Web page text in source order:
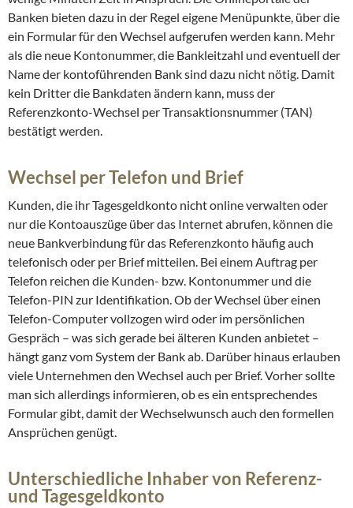
Banken bieten dazu in der Regel eigene Menüpunkte, über die
ein Formular für den Wechsel aufgerufen werden kann. Mehr
als die neue Kontonummer, die Bankleitzahl und eventuell der
Name der kontoführenden Bank sind dazu nicht nötig. Damit
kein Dritter die Bankdaten ändern kann, muss der
Referenzkonto-Wechsel per Transaktionsnummer (TAN)
bestätigt werden.
Wechsel per Telefon und Brief
Kunden, die ihr Tagesgeldkonto nicht online verwalten oder
nur die Kontoauszüge über das Internet abrufen, können die
neue Bankverbindung für das Referenzkonto häufig auch
telefonisch oder per Brief mitteilen. Bei einem Auftrag per
Telefon reichen die Kunden- bzw. Kontonummer und die
Telefon-PIN zur Identifikation. Ob der Wechsel über einen
Telefon-Computer vollzogen wird oder im persönlichen
Gespräch – was sich gerade bei älteren Kunden anbietet –
hängt ganz vom System der Bank ab. Darüber hinaus erlauben
viele Unternehmen den Wechsel auch per Brief. Vorher sollte
man sich allerdings informieren, ob es ein entsprechendes
Formular gibt, damit der Wechselwunsch auch den formellen
Ansprüchen genügt.
Unterschiedliche Inhaber von Referenz-
und Tagesgeldkonto